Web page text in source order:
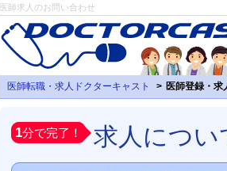
医師求人のお問い合わせ
医師転職・求人ドクターキャスト 医師登録・求
1分で完了！ 求人につい